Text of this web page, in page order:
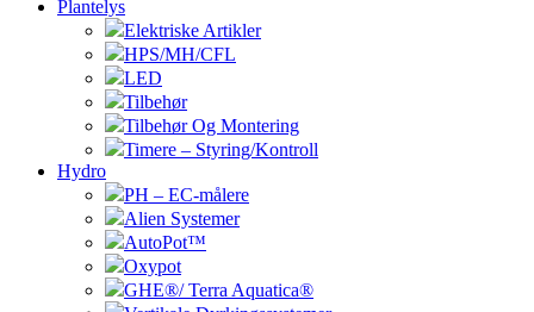
Plantelys
Elektriske Artikler
HPS/MH/CFL
LED
Tilbehør
Tilbehør Og Montering
Timere – Styring/Kontroll
Hydro
PH – EC-målere
Alien Systemer
AutoPot™
Oxypot
GHE®/ Terra Aquatica®